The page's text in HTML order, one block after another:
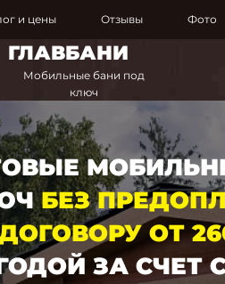
и цены Отзывы Фото
ГЛАВБАНИ
Мобильные бани под
ключ
БЕЗ
ОТ
ЗА СЧЕТ